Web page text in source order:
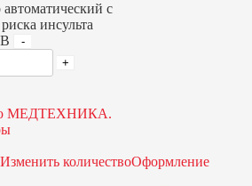
с
инсульта
МЕДТЕХНИКА.
Изменить количествоОформление